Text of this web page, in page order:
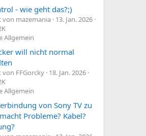
- wie geht das?;)
von mazemania 13. Jan. 2026
Allgemein
will nicht normal
von FFGorcky 18. Jan. 2026
Allgemein
von Sony TV zu
Probleme? Kabel?